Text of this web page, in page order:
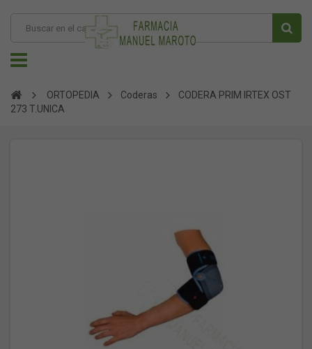
ORTOPEDIA Coderas
CODERA PRIM IRTEX OST
273 T.UNICA